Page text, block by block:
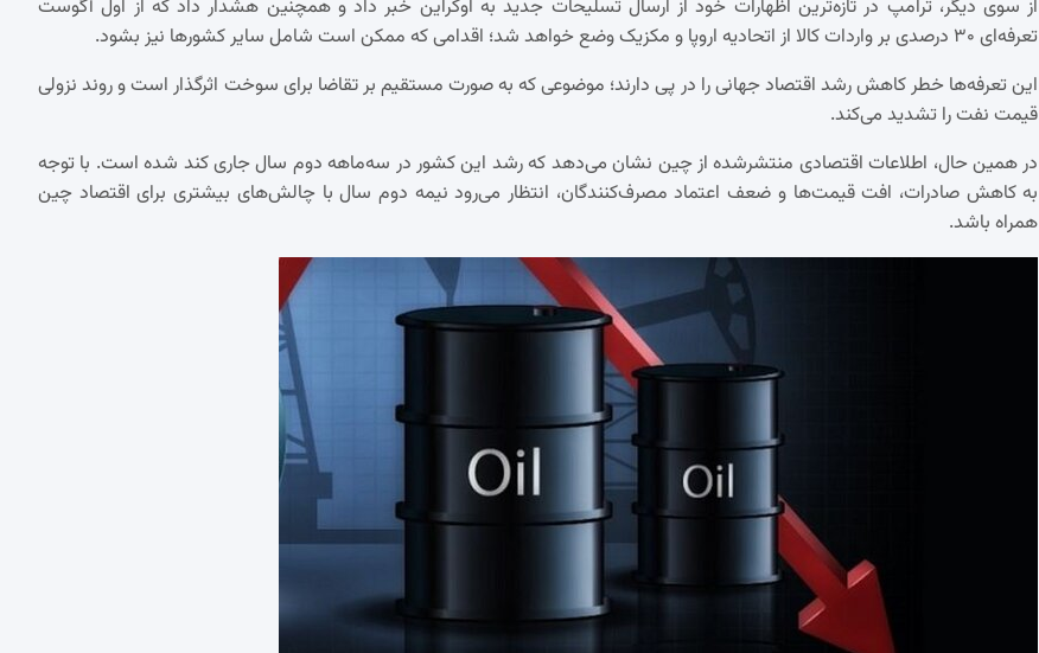
از سوی دیگر، ترامپ در تازه‌ترین اظهارات خود از ارسال تسلیحات جدید به اوکراین خبر داد و همچنین هشدار داد که از اول آگوست
تعرفه‌ای ۳۰ درصدی بر واردات کالا از اتحادیه اروپا و مکزیک وضع خواهد شد؛ اقدامی که ممکن است شامل سایر کشورها نیز بشود.
این تعرفه‌ها خطر کاهش رشد اقتصاد جهانی را در پی دارند؛ موضوعی که به صورت مستقیم بر تقاضا برای سوخت اثرگذار است و روند نزولی
قیمت نفت را تشدید می‌کند.
در همین حال، اطلاعات اقتصادی منتشرشده از چین نشان می‌دهد که رشد این کشور در سه‌ماهه دوم سال جاری کند شده است. با توجه
به کاهش صادرات، افت قیمت‌ها و ضعف اعتماد مصرف‌کنندگان، انتظار می‌رود نیمه دوم سال با چالش‌های بیشتری برای اقتصاد چین
همراه باشد.